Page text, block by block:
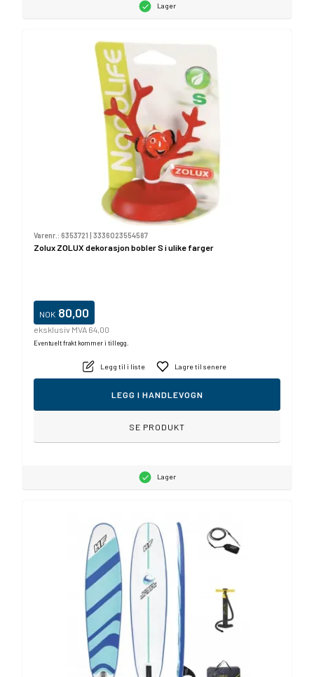
Lager
Varenr.: 6353721 3336023554587
Zolux ZOLUX dekorasjon bobler S i ulike farger
NOK 80,00
eksklusiv MVA 64,00
Eventuelt frakt kommer i tillegg.
Legg til i liste Lagre til senere
LEGG I HANDLEVOGN
SE PRODUKT
Lager